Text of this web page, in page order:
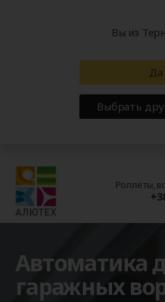
Роллеты,
Автоматика
гаражных
Вы из
Да
Выбрать